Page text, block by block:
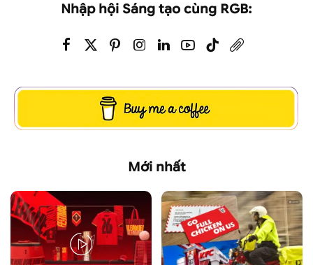
Nhập hội Sáng tạo cùng RGB:
Mới nhất